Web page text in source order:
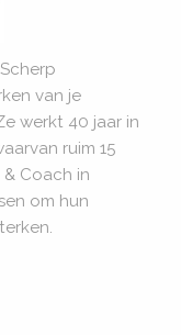
van je
werkt 40 jaar in
ruim 15
Coach in
om hun